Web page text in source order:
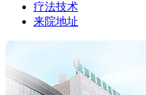
疗法技术
来院地址